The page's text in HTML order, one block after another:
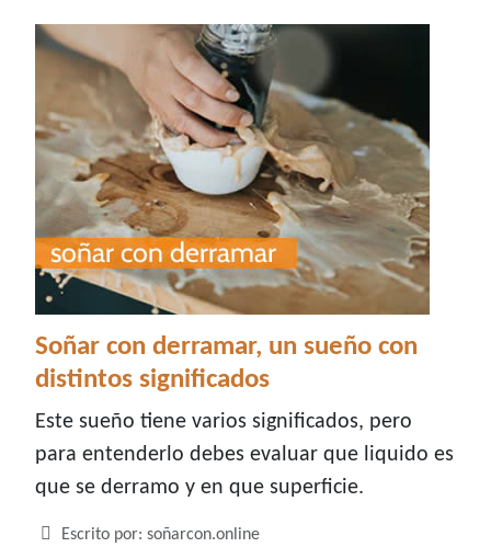
Soñar con derramar, un sueño con
distintos significados
Este sueño tiene varios significados, pero
para entenderlo debes evaluar que liquido es
que se derramo y en que superficie.
Detalles
Escrito por: soñarcon.online